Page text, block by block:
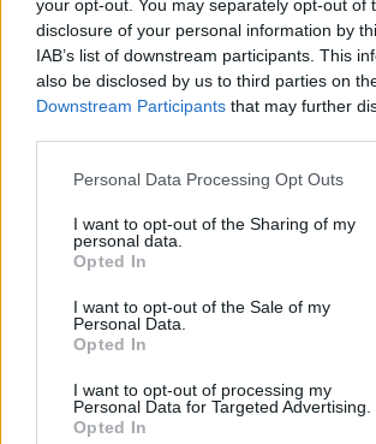
your opt-out. You may separately opt-out of
disclosure of your personal information by
IAB’s list of downstream participants. This
also be disclosed by us to third parties on
Downstream Participants that may further
Personal Data Processing Opt Outs
I want to opt-out of the Sharing of my
personal data.
Opted In
I want to opt-out of the Sale of my
Personal Data.
Opted In
I want to opt-out of processing my
Personal Data for Targeted Advertising.
Opted In